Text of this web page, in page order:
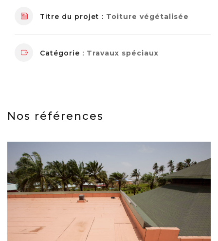
Titre du projet : Toiture végétalisée
Catégorie : Travaux spéciaux
Nos références